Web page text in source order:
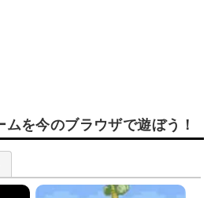
を今のブラウザで遊ぼう！